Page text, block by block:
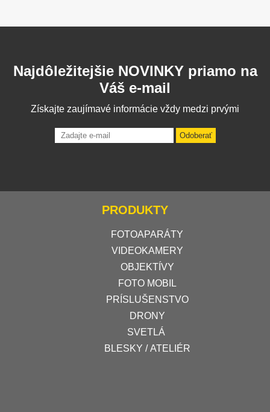
Najdôležitejšie NOVINKY priamo na
Váš e-mail
Získajte zaujímavé informácie vždy medzi prvými
Odoberať
PRODUKTY
FOTOAPARÁTY
VIDEOKAMERY
OBJEKTÍVY
FOTO MOBIL
PRÍSLUŠENSTVO
DRONY
SVETLÁ
BLESKY / ATELIÉR